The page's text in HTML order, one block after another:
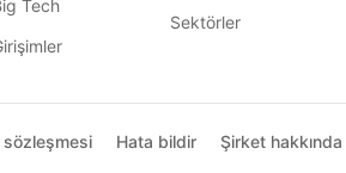
Tech
Sektörler
sözleşmesi Hata bildir Şirket hakkında